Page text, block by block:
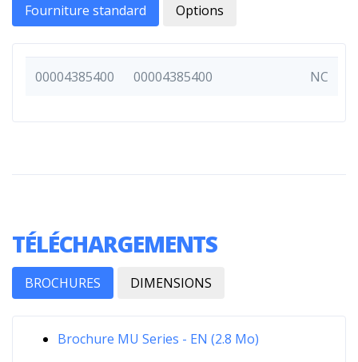
Fourniture standard Options
00004385400 00004385400 NC
TÉLÉCHARGEMENTS
BROCHURES DIMENSIONS
Brochure MU Series - EN (2.8 Mo)